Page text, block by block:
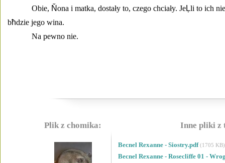
Obie, Ňona i matka, dostały to, czego chciały. JeĻli to ich
bħdzie jego wina.
Na pewno nie.
Plik z chomika: Inne pliki z
Becnel Rexanne - Siostry.pdf(1705 KB)
Becnel Rexanne - Rosecliffe 01 -